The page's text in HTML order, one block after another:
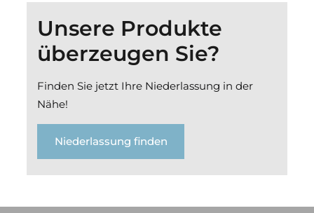
Unsere Produkte
überzeugen Sie?
Finden Sie jetzt Ihre Niederlassung in der
Nähe!
Niederlassung finden